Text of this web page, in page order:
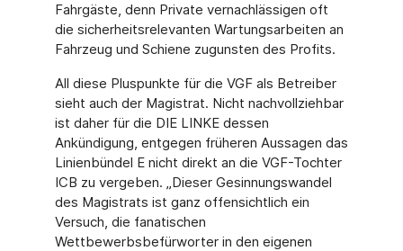
Fahrgäste, denn Private vernachlässigen oft
die sicherheitsrelevanten Wartungsarbeiten an
Fahrzeug und Schiene zugunsten des Profits.
All diese Pluspunkte für die VGF als Betreiber
sieht auch der Magistrat. Nicht nachvollziehbar
ist daher für die DIE LINKE dessen
Ankündigung, entgegen früheren Aussagen das
Linienbündel E nicht direkt an die VGF-Tochter
ICB zu vergeben. „Dieser Gesinnungswandel
des Magistrats ist ganz offensichtlich ein
Versuch, die fanatischen
Wettbewerbsbefürworter in den eigenen